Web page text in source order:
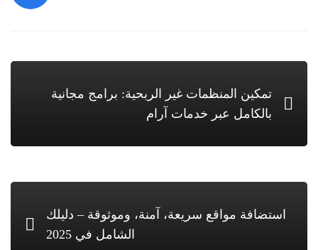
تمكين المنظمات غير الربحية: برامج مجانية
بالكامل عبر خدمات آرام
استضافة مواقع سريعة، آمنة، وموثوقة – دليلك
الشامل في 2025